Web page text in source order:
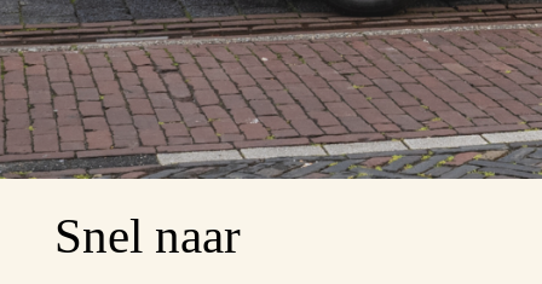
Snel naar